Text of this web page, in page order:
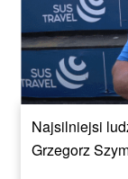
Najsilniejsi
Grzegorz